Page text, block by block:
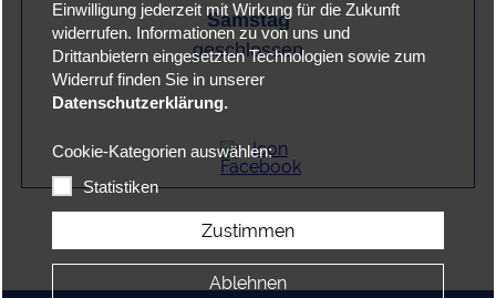
Samstag
geschlossen
Einwilligung jederzeit mit Wirkung für die Zukunft
widerrufen. Informationen zu von uns und
Drittanbietern eingesetzten Technologien sowie zum
Widerruf finden Sie in unserer
Datenschutzerklärung.
Cookie-Kategorien auswählen:
Statistiken
Zustimmen
Ablehnen